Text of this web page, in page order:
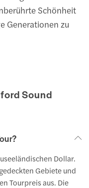
Schönheit
Generationen zu
Sound
Dollar.
Gebiete und
Tourpreis aus. Die